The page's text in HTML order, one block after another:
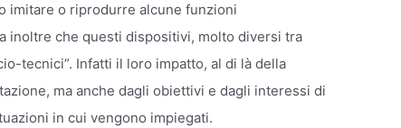
imitare o riprodurre alcune funzioni
inoltre che questi dispositivi, molto diversi tra
tecnici”. Infatti il loro impatto, al di là della
ma anche dagli obiettivi e dagli interessi di
in cui vengono impiegati.